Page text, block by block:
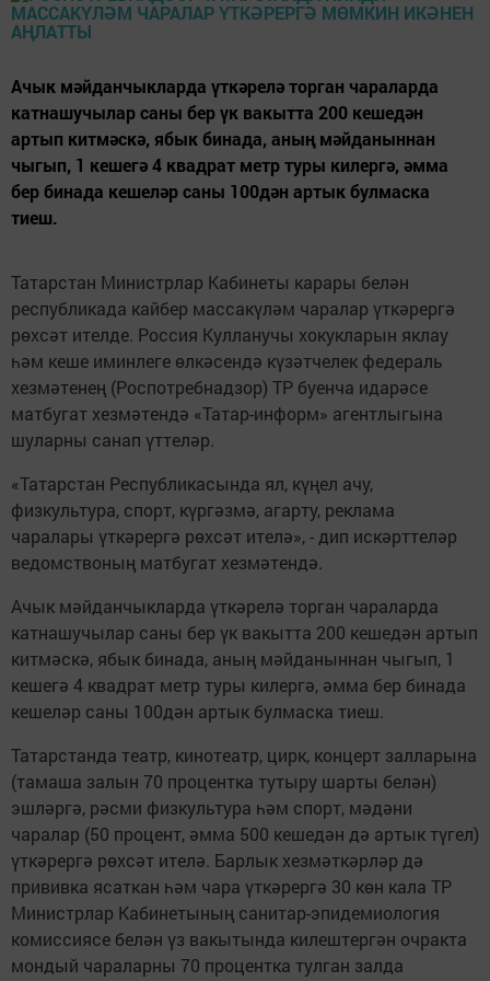
Ачык мәйданчыкларда үткәрелә торган чараларда
катнашучылар саны бер үк вакытта 200 кешедән
артып китмәскә, ябык бинада, аның мәйданыннан
чыгып, 1 кешегә 4 квадрат метр туры килергә, әмма
бер бинада кешеләр саны 100дән артык булмаска
тиеш.
Татарстан Министрлар Кабинеты карары белән
республикада кайбер массакүләм чаралар үткәрергә
рөхсәт ителде. Россия Кулланучы хокукларын яклау
һәм кеше иминлеге өлкәсендә күзәтчелек федераль
хезмәтенең (Роспотребнадзор) ТР буенча идарәсе
матбугат хезмәтендә «Татар-информ» агентлыгына
шуларны санап үттеләр.
«Татарстан Республикасында ял, күңел ачу,
физкультура, спорт, күргәзмә, агарту, реклама
чаралары үткәрергә рөхсәт ителә», - дип искәрттеләр
ведомствоның матбугат хезмәтендә.
Ачык мәйданчыкларда үткәрелә торган чараларда
катнашучылар саны бер үк вакытта 200 кешедән артып
китмәскә, ябык бинада, аның мәйданыннан чыгып, 1
кешегә 4 квадрат метр туры килергә, әмма бер бинада
кешеләр саны 100дән артык булмаска тиеш.
Татарстанда театр, кинотеатр, цирк, концерт залларына
(тамаша залын 70 процентка тутыру шарты белән)
эшләргә, рәсми физкультура һәм спорт, мәдәни
чаралар (50 процент, әмма 500 кешедән дә артык түгел)
үткәрергә рөхсәт ителә. Барлык хезмәткәрләр дә
прививка ясаткан һәм чара үткәрергә 30 көн кала ТР
Министрлар Кабинетының санитар-эпидемиология
комиссиясе белән үз вакытында килештергән очракта
мондый чараларны 70 процентка тулган залда